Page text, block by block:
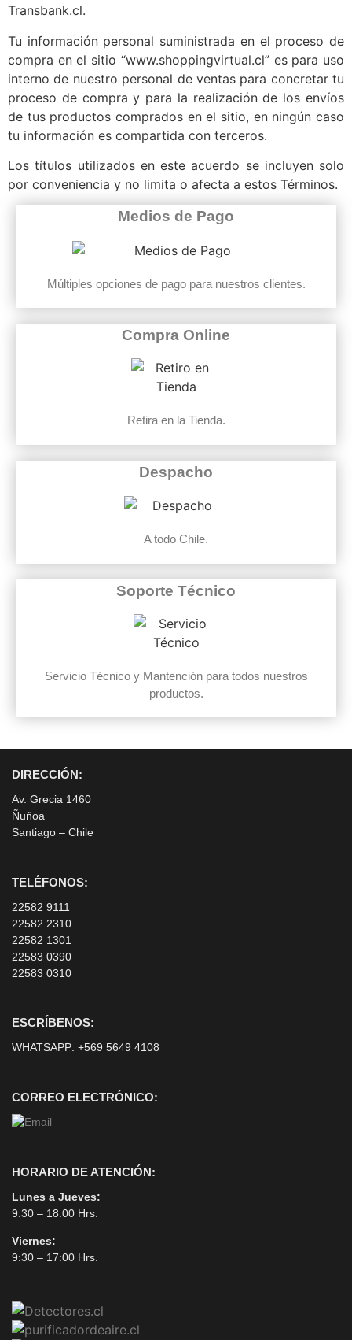
Transbank.cl.
Tu información personal suministrada en el proceso de
compra en el sitio “www.shoppingvirtual.cl” es para uso
interno de nuestro personal de ventas para concretar tu
proceso de compra y para la realización de los envíos
de tus productos comprados en el sitio, en ningún caso
tu información es compartida con terceros.
Los títulos utilizados en este acuerdo se incluyen solo
por conveniencia y no limita o afecta a estos Términos.
Medios de Pago
Múltiples opciones de pago para nuestros clientes.
Compra Online
Retira en la Tienda.
Despacho
A todo Chile.
Soporte Técnico
Servicio Técnico y Mantención para todos nuestros
productos.
DIRECCIÓN:
Av. Grecia 1460
Ñuñoa
Santiago – Chile
TELÉFONOS:
22582 9111
22582 2310
22582 1301
22583 0390
22583 0310
ESCRÍBENOS:
WHATSAPP: +569 5649 4108
CORREO ELECTRÓNICO:
HORARIO DE ATENCIÓN:
Lunes a Jueves:
9:30 – 18:00 Hrs.
Viernes:
9:30 – 17:00 Hrs.